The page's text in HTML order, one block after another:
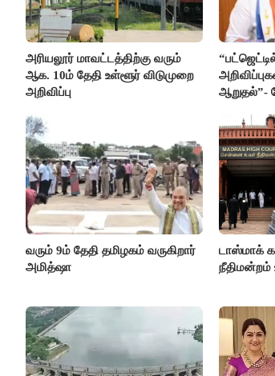
அரியலூர் மாவட்டத்திற்கு வரும்
ஆக. 10ம் தேதி உள்ளூர் விடுமுறை
அறிவிப்பு
ஆறுதல்”-
வரும் 9ம் தேதி தமிழகம் வருகிறார்
அமித்ஷா
டாஸ்மாக்
நீதிமன்றம்